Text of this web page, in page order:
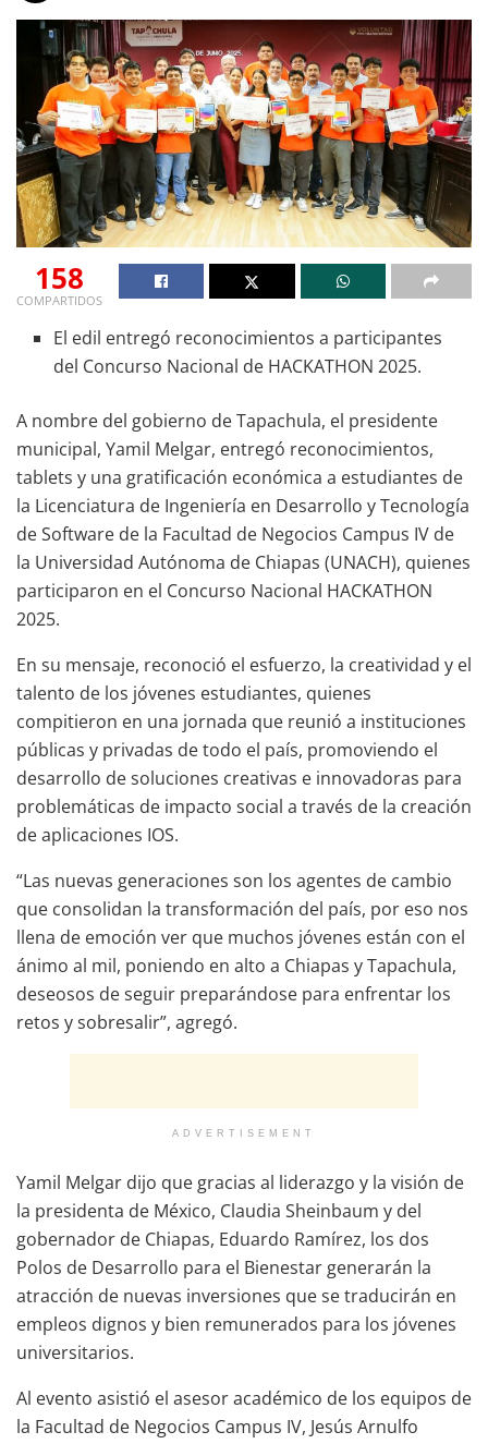
158
COMPARTIDOS
El edil entregó reconocimientos a participantes
del Concurso Nacional de HACKATHON 2025.
A nombre del gobierno de Tapachula, el presidente
municipal, Yamil Melgar, entregó reconocimientos,
tablets y una gratificación económica a estudiantes de
la Licenciatura de Ingeniería en Desarrollo y Tecnología
de Software de la Facultad de Negocios Campus IV de
la Universidad Autónoma de Chiapas (UNACH), quienes
participaron en el Concurso Nacional HACKATHON
2025.
En su mensaje, reconoció el esfuerzo, la creatividad y el
talento de los jóvenes estudiantes, quienes
compitieron en una jornada que reunió a instituciones
públicas y privadas de todo el país, promoviendo el
desarrollo de soluciones creativas e innovadoras para
problemáticas de impacto social a través de la creación
de aplicaciones IOS.
“Las nuevas generaciones son los agentes de cambio
que consolidan la transformación del país, por eso nos
llena de emoción ver que muchos jóvenes están con el
ánimo al mil, poniendo en alto a Chiapas y Tapachula,
deseosos de seguir preparándose para enfrentar los
retos y sobresalir”, agregó.
ADVERTISEMENT
Yamil Melgar dijo que gracias al liderazgo y la visión de
la presidenta de México, Claudia Sheinbaum y del
gobernador de Chiapas, Eduardo Ramírez, los dos
Polos de Desarrollo para el Bienestar generarán la
atracción de nuevas inversiones que se traducirán en
empleos dignos y bien remunerados para los jóvenes
universitarios.
Al evento asistió el asesor académico de los equipos de
la Facultad de Negocios Campus IV, Jesús Arnulfo